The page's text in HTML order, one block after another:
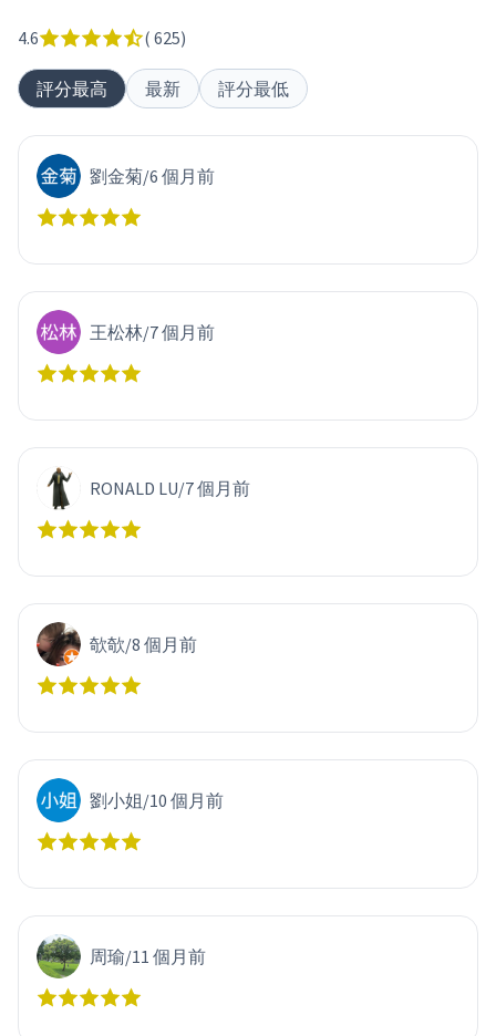
4.6 ( 625)
評分最高 最新 評分最低
劉金菊/6 個月前
王松林/7 個月前
RONALD LU/7 個月前
欹欹/8 個月前
劉小姐/10 個月前
周瑜/11 個月前